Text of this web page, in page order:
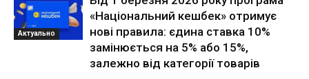
Актуально
«Національний кешбек» отримує
нові правила: єдина ставка 10%
замінюється на 5% або 15%,
залежно від категорії товарів